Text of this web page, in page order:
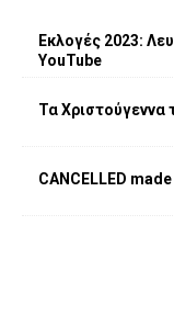
Εκλογές 2023:
YouTube
Τα
CANCELLED